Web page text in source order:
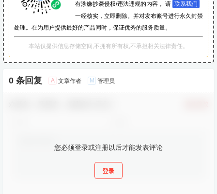
有涉嫌抄袭侵权/违法违规的内容， 请 联系我们
一经核实，立即删除。并对发布账号进行永久封禁
处理。在为用户提供最好的产品同时，保证优秀的服务质量。
本站仅提供信息存储空间,不拥有所有权,不承担相关法律责任。
0 条回复 A 文章作者 M 管理员
您必须登录或注册以后才能发表评论
登录